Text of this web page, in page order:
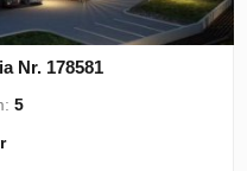
Nr. 178581
5